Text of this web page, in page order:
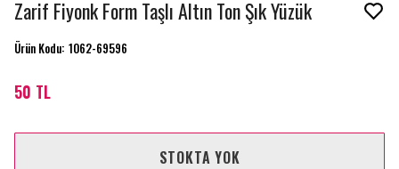
Zarif Fiyonk Form Taşlı Altın Ton Şık Yüzük
Ürün Kodu: 1062-69596
50 TL
STOKTA YOK